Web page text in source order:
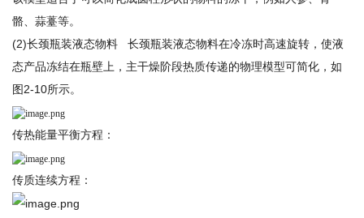
骼、蒜薹等。
(2)长颈瓶装液态物料 长颈瓶装液态物料在冷冻时高速旋转，使液
态产品冻结在瓶壁 上，主干燥阶段热质传递的物理模型可简化，如
图2-10所示。
传热能量平衡方程：
传质连续方程：